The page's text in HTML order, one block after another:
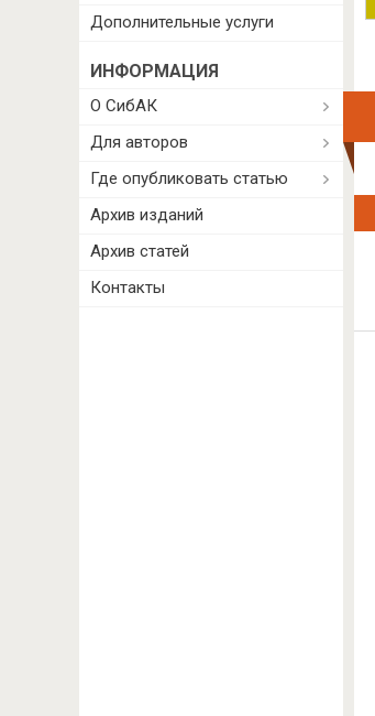
Дополнительные услуги
ИНФОРМАЦИЯ
О СибАК
Для авторов
Где опубликовать статью
Архив изданий
Архив статей
Контакты